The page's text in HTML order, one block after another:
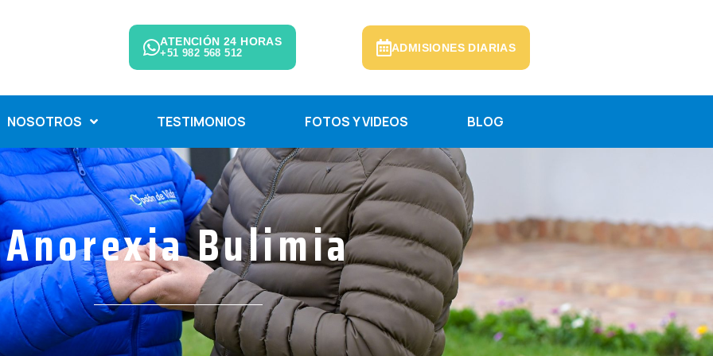
ATENCIÓN 24 HORAS
+51 982 568 512 ADMISIONES DIARIAS
NOSOTROS TESTIMONIOS FOTOS Y VIDEOS BLOG
Anorexia Bulimia